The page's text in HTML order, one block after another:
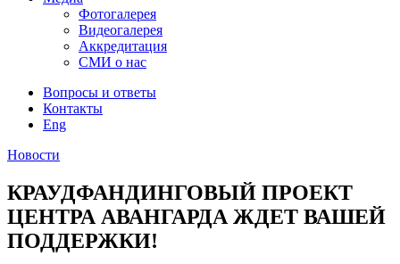
Фотогалерея
Видеогалерея
Аккредитация
СМИ о нас
Вопросы и ответы
Контакты
Eng
Новости
КРАУДФАНДИНГОВЫЙ ПРОЕКТ
ЦЕНТРА АВАНГАРДА ЖДЕТ ВАШЕЙ
ПОДДЕРЖКИ!